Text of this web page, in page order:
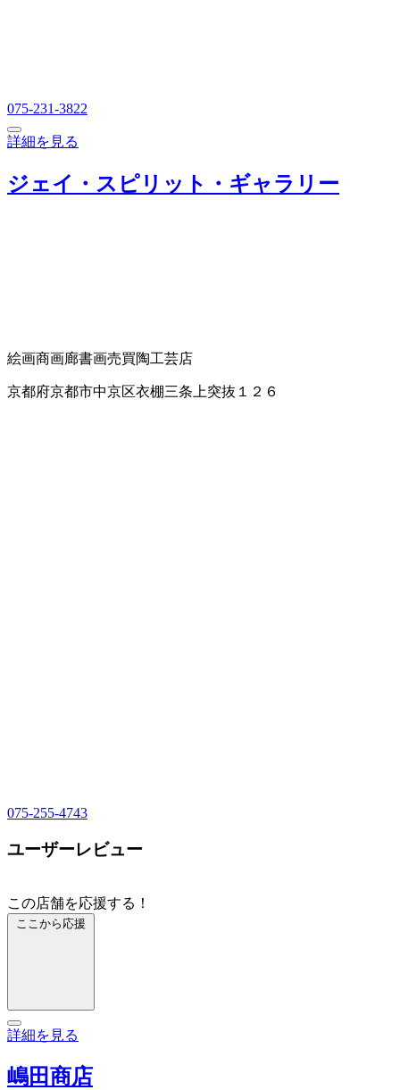
075-231-3822
詳細を見る
ジェイ・スピリット・ギャラリー
絵画商画廊書画売買陶工芸店
京都府京都市中京区衣棚三条上突抜１２６
075-255-4743
ユーザーレビュー
この店舗を応援する！
ここから応援
詳細を見る
嶋田商店